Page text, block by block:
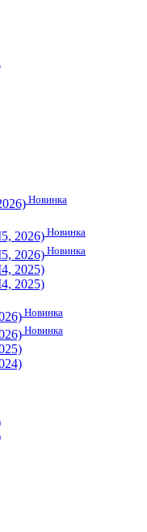
Новинка
2026)Новинка
2026)Новинка
2025)
2025)
Новинка
Новинка